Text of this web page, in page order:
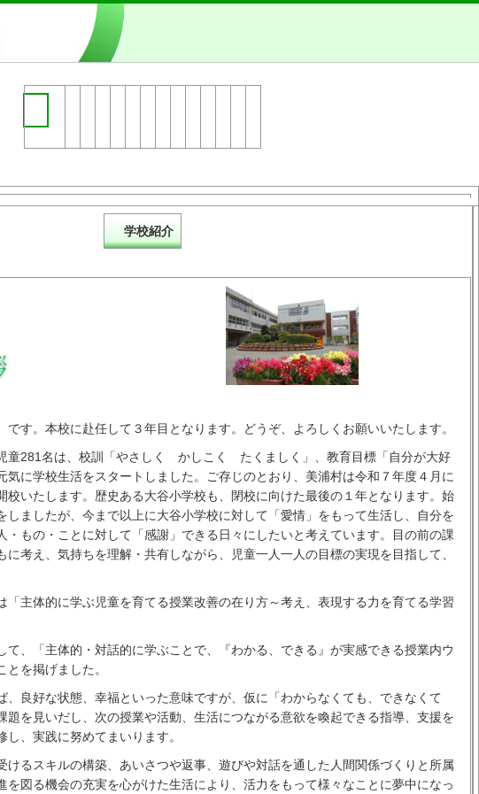
美浦村立 大谷小学校
学校紹介
す。本校に赴任して３年目となります。どうぞ、よろしくお願いいたします。
童281名は、校訓「やさしく かしこく たくましく」、教育目標「自分が大好
に学校生活をスタートしました。ご存じのとおり、美浦村は令和７年度４月に
校いたします。歴史ある大谷小学校も、閉校に向けた最後の１年となります。始
しましたが、今まで以上に大谷小学校に対して「愛情」をもって生活し、自分を
・もの・ことに対して「感謝」できる日々にしたいと考えています。目の前の課
考え、気持ちを理解・共有しながら、児童一人一人の目標の実現を目指して、
主体的に学ぶ児童を育てる授業改善の在り方～考え、表現する力を育てる学習
、「主体的・対話的に学ぶことで、『わかる、できる』が実感できる授業内ウ
を掲げました。
良好な状態、幸福といった意味ですが、仮に「わからなくても、できなくて
題を見いだし、次の授業や活動、生活につながる意欲を喚起できる指導、支援を
、実践に努めてまいります。
るスキルの構築、あいさつや返事、遊びや対話を通した人間関係づくりと所属
を図る機会の充実を心がけた生活により、活力をもって様々なことに夢中になっ